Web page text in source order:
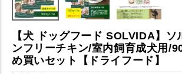
【犬 ドッグフード SOLVIDA】ソ
ンフリーチキン/室内飼育成犬用/
め買いセット【ドライフード】